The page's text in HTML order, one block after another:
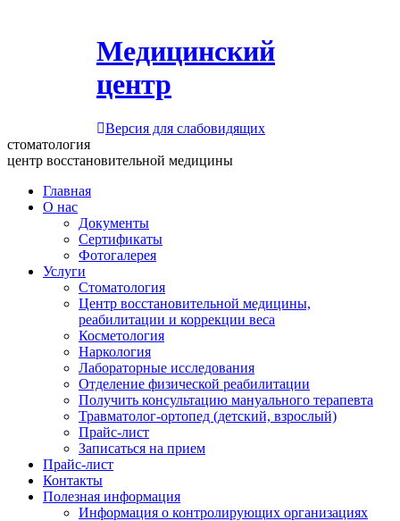
Медицинский
центр
Версия для слабовидящих
стоматология
центр восстановительной медицины
Главная
О нас
Документы
Сертификаты
Фотогалерея
Услуги
Стоматология
Центр восстановительной медицины,
реабилитации и коррекции веса
Косметология
Наркология
Лабораторные исследования
Отделение физической реабилитации
Получить консультацию мануального терапевта
Травматолог-ортопед (детский, взрослый)
Прайс-лист
Записаться на прием
Прайс-лист
Контакты
Полезная информация
Информация о контролирующих организациях